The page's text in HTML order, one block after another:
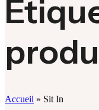
Accueil » Sit In